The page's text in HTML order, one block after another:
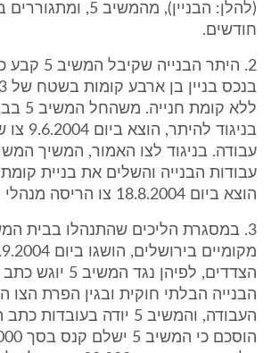
(להלן: הבניין), מהמשיב
חודשים.
2. היתר
ללא
בניגוד
עבודות הבנייה והשלים את בניית
הוצא ביום 18.8.2004 צו הריסה מנהלי לבניין.
3. במסגרת הליכים שהתנהלו בבית
הצדדים, לפיהן נגד
הבנייה הבלתי חוקית ובגין הפרת הצו
העבודה, והמשיב 5 יודה